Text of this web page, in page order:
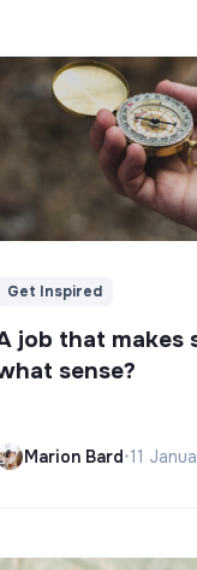
Get Inspired
job that makes
sense?
Marion Bard•11